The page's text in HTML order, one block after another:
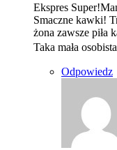
Ekspres
Smaczne kawki!
żona zawsze piła
Taka mała
Odpowiedz